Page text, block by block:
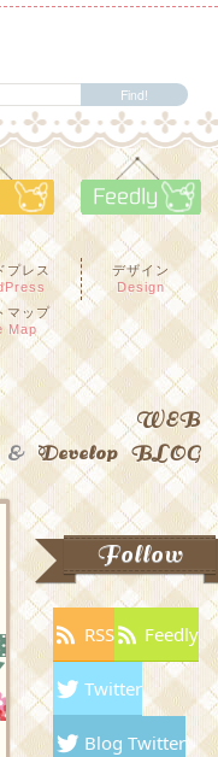
RSS
プレス デザイン
Design
マップ
Map
WEB
& Develop BLOG
Follow
RSS Feedly
Twitter
Blog Twitter